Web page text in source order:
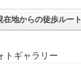
在地からの徒歩ルート
トギャラリー